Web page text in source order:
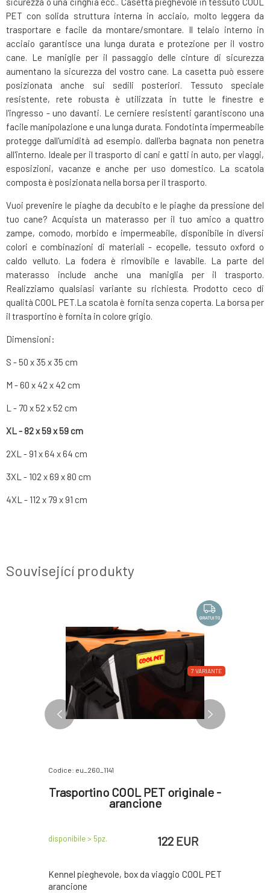
PET con solida struttura interna in acciaio, molto leggera da
trasportare e facile da montare/smontare. Il telaio interno in
acciaio garantisce una lunga durata e protezione per il vostro
cane. Le maniglie per il passaggio delle cinture di sicurezza
aumentano la sicurezza del vostro cane. La casetta può essere
posizionata anche sui sedili posteriori. Tessuto speciale
resistente, rete robusta è utilizzata in tutte le finestre e
l'ingresso - uno davanti. Le cerniere resistenti garantiscono una
facile manipolazione e una lunga durata. Fondotinta impermeabile
protegge dall'umidità ad esempio. dall'erba bagnata non penetra
all'interno. Ideale per il trasporto di cani e gatti in auto, per viaggi,
esposizioni, vacanze e anche per uso domestico. La scatola
composta è posizionata nella borsa per il trasporto.
Vuoi prevenire le piaghe da decubito e le piaghe da pressione del
tuo cane? Acquista un materasso per il tuo amico a quattro
zampe, comodo, morbido e impermeabile, disponibile in diversi
colori e combinazioni di materiali - ecopelle, tessuto oxford o
caldo velluto. La fodera è rimovibile e lavabile. La parte del
materasso include anche una maniglia per il trasporto.
Realizziamo qualsiasi variante su richiesta. Prodotto ceco di
qualità COOL PET.La scatola è fornita senza coperta. La borsa per
il trasportino è fornita in colore grigio.
Dimensioni:
S - 50 x 35 x 35 cm
M - 60 x 42 x 42 cm
L - 70 x 52 x 52 cm
XL - 82 x 59 x 59 cm
2XL - 91 x 64 x 64 cm
3XL - 102 x 69 x 80 cm
4XL - 112 x 79 x 91 cm
Související produkty
7 VARIANTE
GRATUITO
Codice: eu_260_1141
Trasportino COOL PET originale -
arancione
disponibile > 5pz. 122 EUR
Kennel pieghevole, box da viaggio COOL PET
arancione